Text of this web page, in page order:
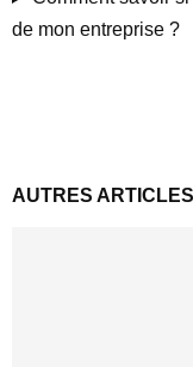
de mon entreprise ?
AUTRES ARTICLES